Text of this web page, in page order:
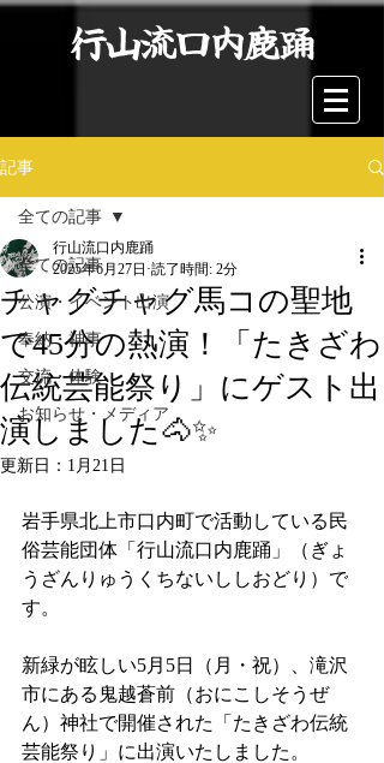
行山流口内鹿踊
記事
全ての記事
公演・イベント出演
奉納・神事
交流・体験
お知らせ・メディア
全ての記事
チャグチャグ馬コの聖地
で45分の熱演！「たきざわ
伝統芸能祭り」にゲスト出
演しました🐴✨
行山流口内鹿踊
2025年6月27日 読了時間: 2分
更新日： 1月21日
岩手県北上市口内町で活動している民
俗芸能団体「行山流口内鹿踊」（ぎょ
うざんりゅうくちないししおどり）で
す。
新緑が眩しい5月5日（月・祝）、滝沢
市にある鬼越蒼前（おにこしそうぜ
ん）神社で開催された「たきざわ伝統
芸能祭り」に出演いたしました。